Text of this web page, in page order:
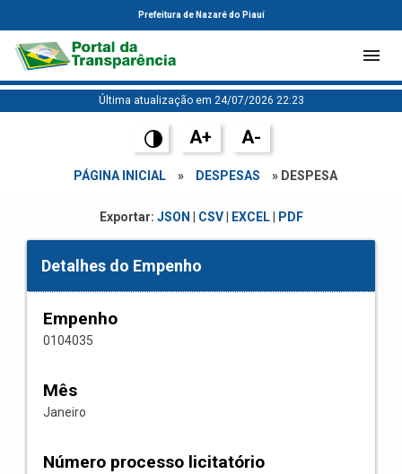
Prefeitura de Nazaré do Piauí
Última atualização em 24/07/2026 22:23
A+ A-
PÁGINA INICIAL » DESPESAS » DESPESA
Exportar: JSON CSV| EXCEL| PDF
Detalhes do Empenho
Empenho
0104035
Mês
Janeiro
Número processo licitatório